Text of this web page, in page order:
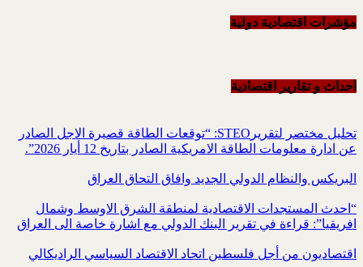
مؤشرات اقتصادية دولية
احداث و تقاریر اقتصادیة
تحليل مختصر لتقريرSTEO‏: “توقعات الطاقة قصيرة الاجل الصادر
عن ادارة معلومات الطاقة الامريكية ‏الصادر بتاريخ 12 أيار 2026”.‏
البريكس والنظام الدولي الجديد وافاق التحاق العراق
“احدث المستجدات الاقتصادية لمنطقة الشرق الاوسط وشمال
افريقيا”: قراءة في تقرير البنك الدولي مع اشارة خاصة الى العراق
اقتصاديون من أجل فلسطين اتحاد الاقتصاد السياسي الراديكالي